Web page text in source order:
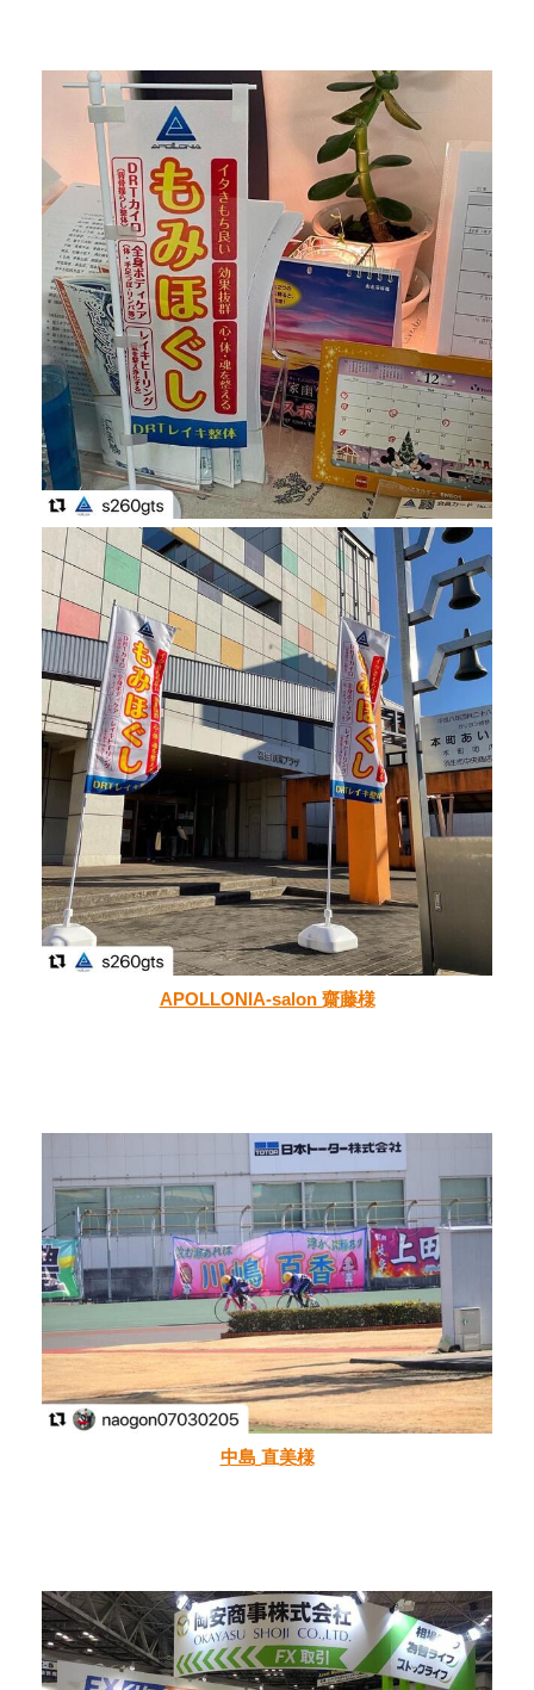
APOLLONIA-salon 齋藤様
中島 直美様